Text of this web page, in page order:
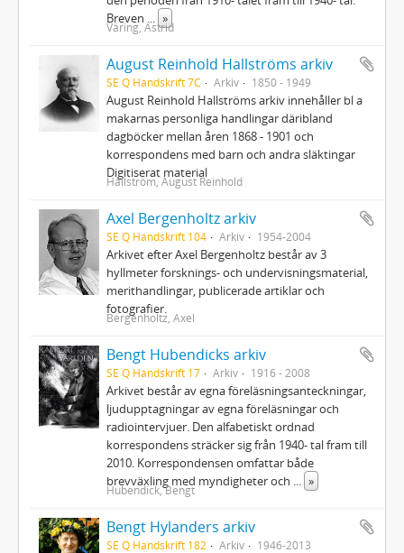
Breven
»
Väring, Astrid
August Reinhold Hallströms arkiv
SE Q Handskrift 7C Arkiv 1850 - 1949
August Reinhold Hallströms arkiv innehåller bl a
makarnas personliga handlingar däribland
dagböcker mellan åren 1868 - 1901 och
korrespondens med barn och andra släktingar
Digitiserat material
Hallström, August Reinhold
Axel Bergenholtz arkiv
SE Q Handskrift 104 Arkiv 1954-2004
Arkivet efter Axel Bergenholtz består av 3
hyllmeter forsknings- och undervisningsmaterial,
merithandlingar, publicerade artiklar och
fotografier.
Bergenholtz, Axel
Bengt Hubendicks arkiv
SE Q Handskrift 17 Arkiv 1916 - 2008
Arkivet består av egna föreläsningsanteckningar,
ljudupptagningar av egna föreläsningar och
radiointervjuer. Den alfabetiskt ordnad
korrespondens sträcker sig från 1940- tal fram till
2010. Korrespondensen omfattar både
brevväxling med myndigheter och
»
Hubendick, Bengt
Bengt Hylanders arkiv
SE Q Handskrift 182 Arkiv 1946-2013